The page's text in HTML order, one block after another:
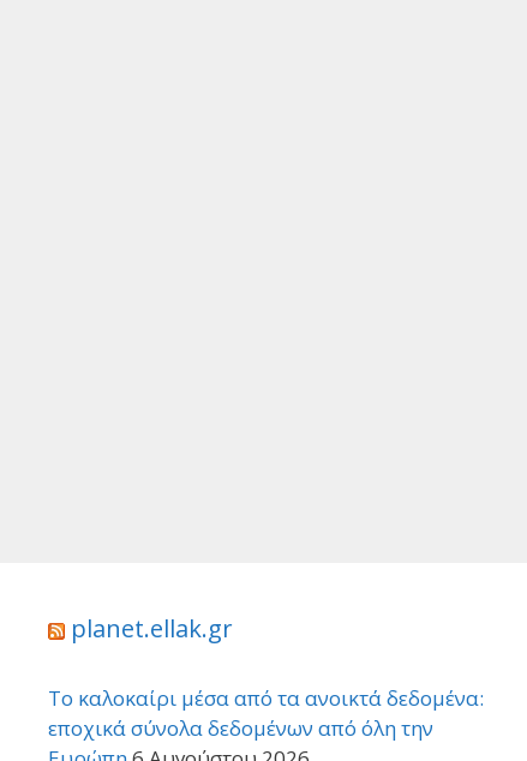
planet.ellak.gr
Το καλοκαίρι μέσα από τα ανοικτά δεδομένα:
εποχικά σύνολα δεδομένων από όλη την